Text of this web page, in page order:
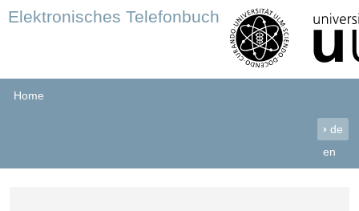
Elektronisches Telefonbuch
Home
› de
en